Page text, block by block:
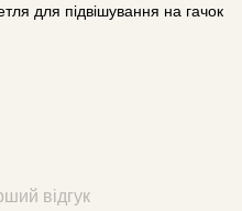
для підвішування на гачок
відгук